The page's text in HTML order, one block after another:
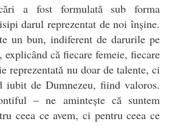
a fost formulată sub forma
darul reprezentat de noi înșine.
un bun, indiferent de darurile pe
explicând că fiecare femeie, fiecare
reprezentată nu doar de talente, ci
iubit de Dumnezeu, fiind valoros.
– ne amintește că suntem
ceea ce avem, ci pentru ceea ce